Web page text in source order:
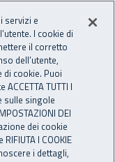
Apri cerca
la
servizi e
I cookie di
il corretto
dell’utente,
cookie. Puoi
TUTTI I
sulle singole
DEI
dei cookie
I COOKIE
i dettagli,